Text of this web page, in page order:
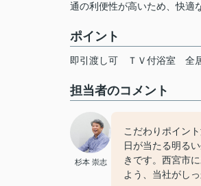
通の利便性が高いため、快適
ポイント
即引渡し可 ＴＶ付浴室 全
担当者のコメント
杉本 崇志
こだわりポイン
日が当たる明る
きです。西宮市
よう、当社がし